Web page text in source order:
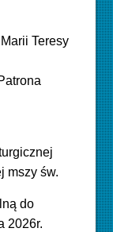
Teresy
mszy św.
do
2026r.